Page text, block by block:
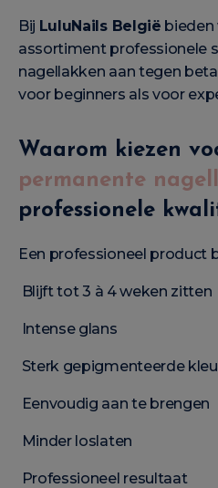
Bij LuluNails België bieden
assortiment professionele
nagellakken aan tegen
voor beginners als voor
Waarom kiezen
permanente
professionele
Een professioneel product
Blijft tot 3 à 4 weken zitten
Intense glans
Sterk gepigmenteerde
Eenvoudig aan te brengen
Minder loslaten
Professioneel resultaat